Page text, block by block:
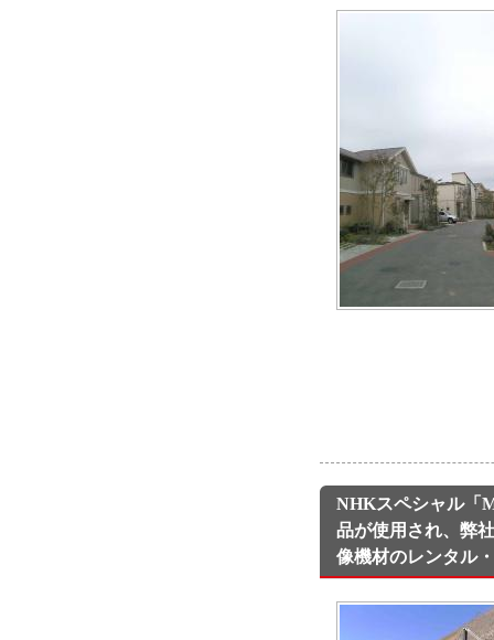
NHKスペシャル「
品が使用され、弊
像機材のレンタル